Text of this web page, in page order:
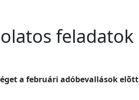
feladatok
a februári adóbevallások